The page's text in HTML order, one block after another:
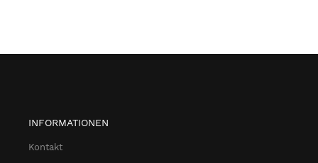
INFORMATIONEN
Kontakt